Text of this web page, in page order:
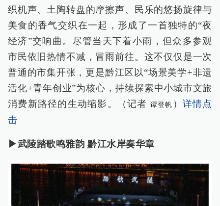
织机声、土陶转盘的摩擦声、民乐的悠扬旋律与
美食的香气交织在一起，形成了一首独特的“夜
经济”交响曲。尽管当天下着小雨，但众多参观
市民依旧热情不减，冒雨前往。这不仅仅是一次
普通的市集开张，更是黔江区以“场景美学+非遗
活化+青年创业”为核心，持续探索中小城市文旅
消费新路径的生动缩影。（记者 谭登帆 ） 详情点
击
▶武陵踏歌鸣雅韵 黔江水岸奏华章